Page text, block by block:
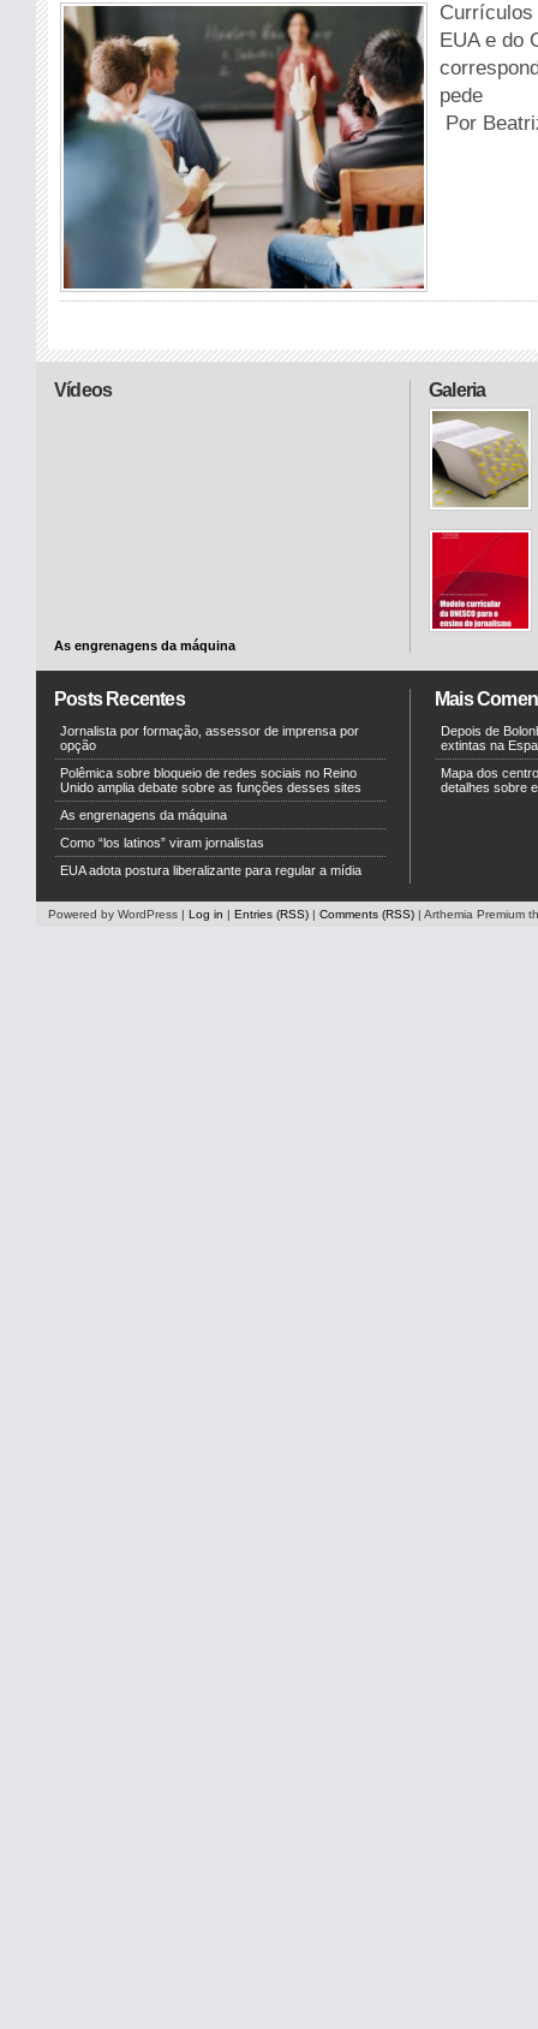
Currículos
EUA e do
pede
Por
Galeria
Vídeos
As engrenagens da máquina
Posts Recentes
Jornalista por formação, assessor de imprensa por
opção
Polêmica sobre bloqueio de redes sociais no Reino
Unido amplia debate sobre as funções desses sites
As engrenagens da máquina
Como “los latinos” viram jornalistas
EUA adota postura liberalizante para regular a mídia
Mais
Depois de
extintas na
Mapa dos
detalhes sobre
Powered by WordPress | Log in | Entries (RSS) | Comments (RSS) | Arthemia Premium